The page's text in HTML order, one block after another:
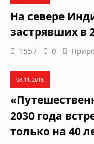
На севере
застрявших в
1557 0
08.11.2018
2030 года
только на 40